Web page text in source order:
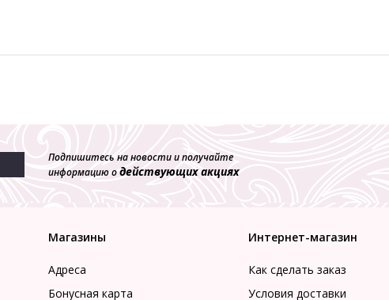
Подпишитесь на новости и получайте
информацию одействующих акциях
Магазины
Адреса
Бонусная карта
Интернет-магазин
Как сделать заказ
Условия доставки